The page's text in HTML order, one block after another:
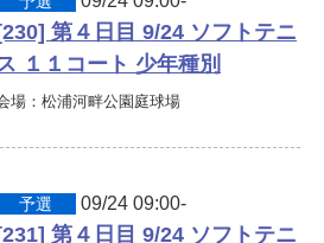
[230] 第４日目 9/24 ソフトテニ
１１コート 少年種別
場：松浦河畔公園庭球場
予選 09/24 09:00-
[231] 第４日目 9/24 ソフトテニ